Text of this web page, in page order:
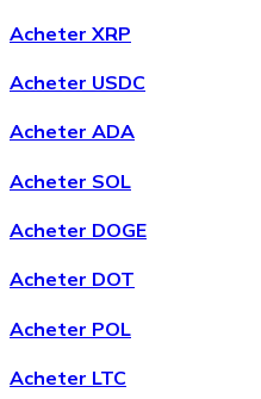
Acheter Chainlink
LINK
WBTC
Acheter XRP
Acheter USDC
Acheter ADA
Acheter SOL
Acheter DOGE
Acheter DOT
Acheter POL
Acheter LTC